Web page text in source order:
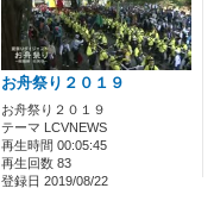
お舟祭り２０１９
お舟祭り２０１９
テーマ LCVNEWS
再生時間 00:05:45
再生回数 83
登録日 2019/08/22